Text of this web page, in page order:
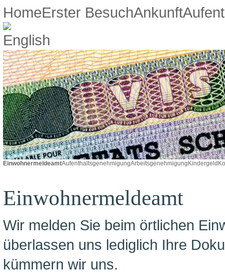
HomeErster BesuchAnkunft
EinwohnermeldeamtAufenthaltsgenehmigungArbeitsgenehmigung Kindergeld
Einwohnermeldeamt
Wir melden Sie beim örtlichen
überlassen uns lediglich Ihre
kümmern wir uns.